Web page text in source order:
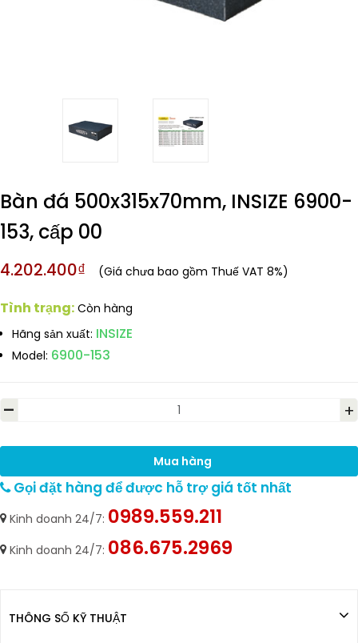
Bàn đá 500x315x70mm, INSIZE 6900-
153, cấp 00
4.202.400₫ (Giá chưa bao gồm Thuế VAT 8%)
Tình trạng: Còn hàng
Hãng sản xuất: INSIZE
Model: 6900-153
- +
Mua hàng
Gọi đặt hàng để được hỗ trợ giá tốt nhất
Kinh doanh 24/7: 0989.559.211
Kinh doanh 24/7: 086.675.2969
THÔNG SỐ KỸ THUẬT